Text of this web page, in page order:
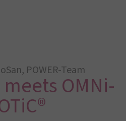
, POWER-Team
OMNi-